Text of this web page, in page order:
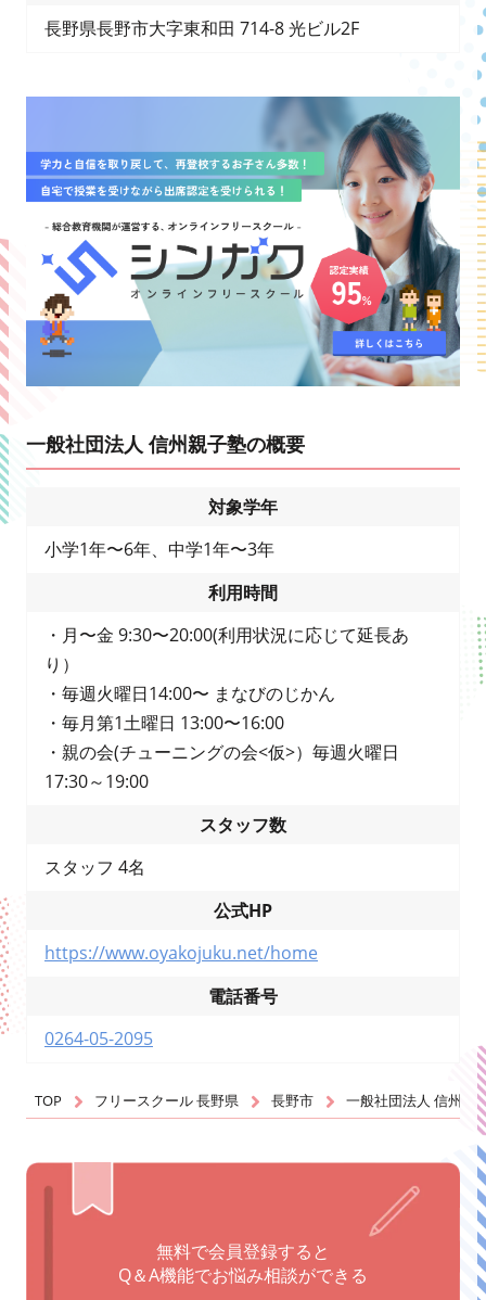
長野県長野市大字​東和田 714-8 光ビル2F
一般社団法人 信州親子塾の概要
対象学年
小学1年〜6年、中学1年〜3年
利用時間
・月〜金 9:30〜20:00(利用状況に応じて延長あ
り）
・毎週火曜日14:00〜 まなびのじかん​
・毎月第1土曜日 13:00〜16:00
・親の会(チューニングの会<仮>）毎週火曜日
17:30～19:00
スタッフ数
スタッフ 4名
公式HP
https://www.oyakojuku.net/home
電話番号
0264-05-2095
TOP フリースクール 長野県 長野市 一般社団法人 信州親
無料で会員登録すると
Q＆A機能でお悩み相談ができる